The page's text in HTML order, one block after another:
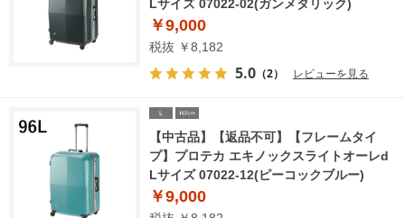
Lサイズ 07022-02(ガンメタリック)
￥9,000
税抜 ￥8,182
5.0 （2） レビューを見る
【中古品】【返品不可】【フレームタイ
プ】プロテカ エキノックスライトオーレd
Lサイズ 07022-12(ピーコックブルー)
￥9,000